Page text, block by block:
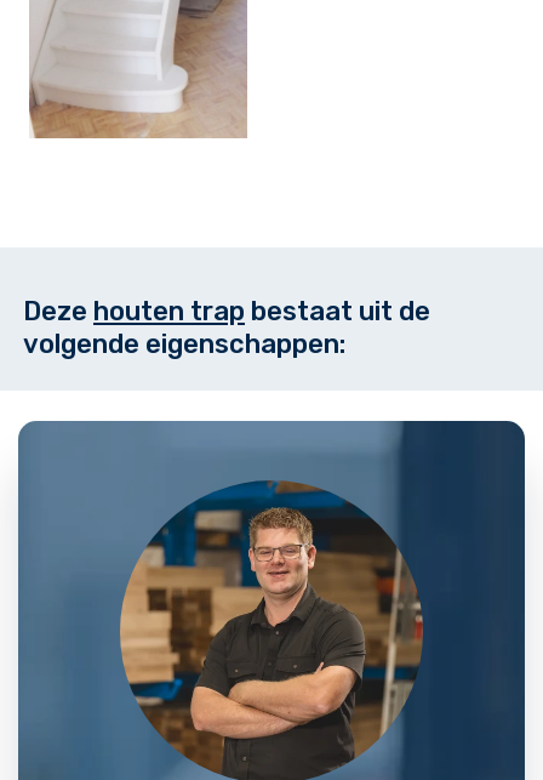
Deze houten trap bestaat uit de
volgende eigenschappen: